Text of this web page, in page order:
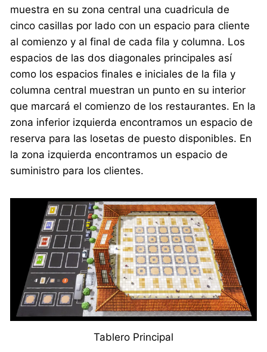
muestra en su zona central una cuadricula de
cinco casillas por lado con un espacio para cliente
al comienzo y al final de cada fila y columna. Los
espacios de las dos diagonales principales así
como los espacios finales e iniciales de la fila y
columna central muestran un punto en su interior
que marcará el comienzo de los restaurantes. En la
zona inferior izquierda encontramos un espacio de
reserva para las losetas de puesto disponibles. En
la zona izquierda encontramos un espacio de
suministro para los clientes.
Tablero Principal